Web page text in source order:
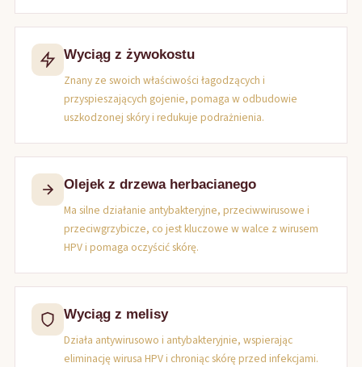
Wyciąg z żywokostu
Znany ze swoich właściwości łagodzących i
przyspieszających gojenie, pomaga w odbudowie
uszkodzonej skóry i redukuje podrażnienia.
Olejek z drzewa herbacianego
Ma silne działanie antybakteryjne, przeciwwirusowe i
przeciwgrzybicze, co jest kluczowe w walce z wirusem
HPV i pomaga oczyścić skórę.
Wyciąg z melisy
Działa antywirusowo i antybakteryjnie, wspierając
eliminację wirusa HPV i chroniąc skórę przed infekcjami.